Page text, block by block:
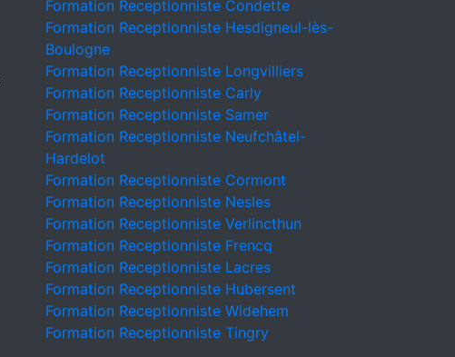
Formation Receptionniste Condette
Formation Receptionniste Hesdigneul-lès-
Boulogne
Formation Receptionniste Longvilliers
Formation Receptionniste Carly
Formation Receptionniste Samer
Formation Receptionniste Neufchâtel-
Hardelot
Formation Receptionniste Cormont
Formation Receptionniste Nesles
Formation Receptionniste Verlincthun
Formation Receptionniste Frencq
Formation Receptionniste Lacres
Formation Receptionniste Hubersent
Formation Receptionniste Widehem
Formation Receptionniste Tingry